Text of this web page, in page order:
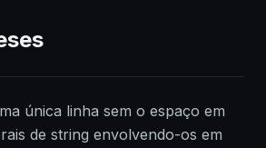
única linha sem o espaço em
de string envolvendo-os em